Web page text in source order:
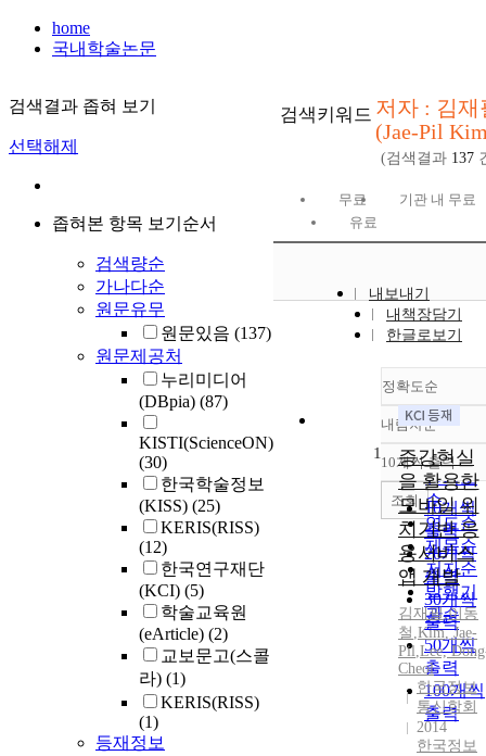
home
국내학술논문
검색결과 좁혀 보기
선택해제
좁혀본 항목 보기순서
검색량순
가나다순
원문유무
원문있음 (137)
원문제공처
누리미디어
(DBpia) (87)
KISTI(ScienceON)
(30)
한국학술정보
(KISS) (25)
KERIS(RISS)
(12)
한국연구재단
(KCI) (5)
학술교육원
(eArticle) (2)
교보문고(스콜
라) (1)
KERIS(RISS)
(1)
등재정보
검색키워드 저자 : 김재
(Jae-Pil
(검색결과 137
무료
기관 내 무료
유료
내보내기
내책장담기
한글로보기
정확도순
정확도
순
인기도
순
연도순
제목순
저자순
발행기
관순
내림차순
내림차
10개씩 출력
10개씩
출력
20개씩
출력
30개씩
출력
50개씩
출력
100개씩
출력
조회
1
증강현실
을 활용한
모바일 위
치기반 응
용서비스
앱 개발
김재필,이동
철 ,Kim,Jae-
Pil,Lee,
Cheol
한국정보
통신학회
2014
한국정보